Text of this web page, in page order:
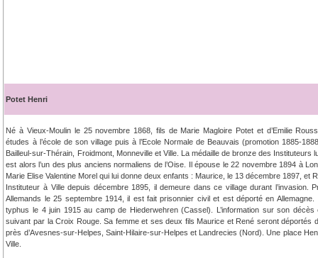
Potet Henri
Né à Vieux-Moulin le 25 novembre 1868, fils de Marie Magloire Potet et d’Emilie
études à l’école de son village puis à l’Ecole Normale de Beauvais (promotion 1885-
Bailleul-sur-Thérain, Froidmont, Monneville et Ville. La médaille de bronze des Instituteurs
est alors l’un des plus anciens normaliens de l’Oise. Il épouse le 22 novembre 1894 à
Marie Elise Valentine Morel qui lui donne deux enfants : Maurice, le 13 décembre 1897, et
Instituteur à Ville depuis décembre 1895, il demeure dans ce village durant l’invasion.
Allemands le 25 septembre 1914, il est fait prisonnier civil et est déporté en
typhus le 4 juin 1915 au camp de Hiederwehren (Cassel). L’information sur son
suivant par la Croix Rouge. Sa femme et ses deux fils Maurice et René seront déportés
près d’Avesnes-sur-Helpes, Saint-Hilaire-sur-Helpes et Landrecies (Nord). Une place
Ville.